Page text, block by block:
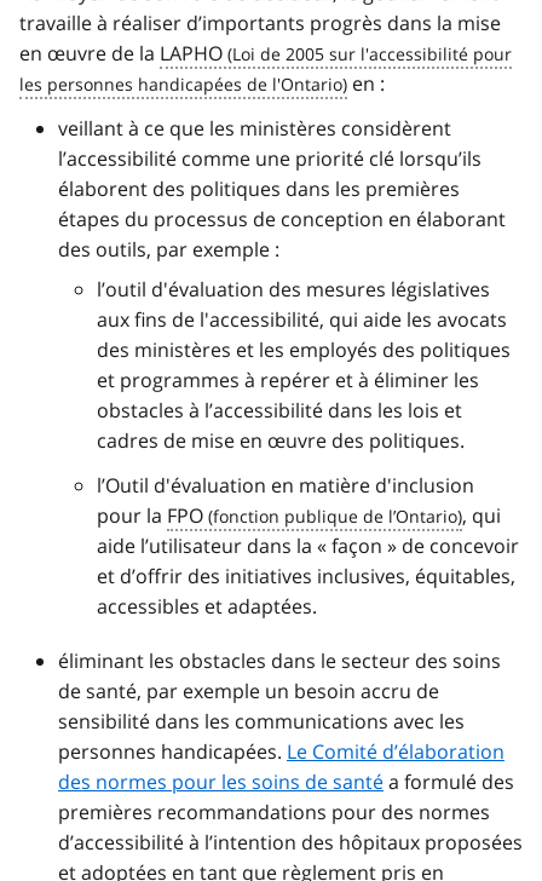
travaille à réaliser d’importants progrès dans la mise
en œuvre de la LAPHO
en :
veillant à ce que les ministères considèrent
l’accessibilité comme une priorité clé lorsqu’ils
élaborent des politiques dans les premières
étapes du processus de conception en élaborant
des outils, par exemple :
l’outil d'évaluation des mesures législatives
aux fins de l'accessibilité, qui aide les avocats
des ministères et les employés des politiques
et programmes à repérer et à éliminer les
obstacles à l’accessibilité dans les lois et
cadres de mise en œuvre des politiques.
l’Outil d'évaluation en matière d'inclusion
pour la FPO
, qui
aide l’utilisateur dans la « façon » de concevoir
et d’offrir des initiatives inclusives, équitables,
accessibles et adaptées.
éliminant les obstacles dans le secteur des soins
de santé, par exemple un besoin accru de
sensibilité dans les communications avec les
personnes handicapées. Le Comité d’élaboration
des normes pour les soins de santéa formulé des
premières recommandations pour des normes
d’accessibilité à l’intention des hôpitaux proposées
et adoptées en tant que règlement pris en